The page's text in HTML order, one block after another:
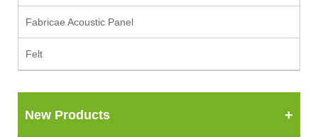
Fabricae Acoustic Panel
Felt
New Products